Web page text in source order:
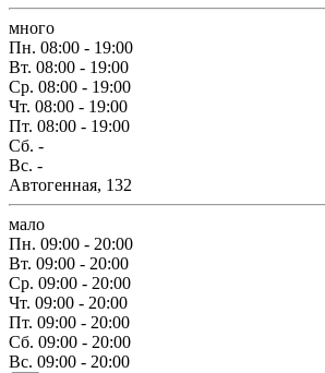
много
Пн. 08:00 - 19:00
Вт. 08:00 - 19:00
Ср. 08:00 - 19:00
Чт. 08:00 - 19:00
Пт. 08:00 - 19:00
Сб. -
Вс. -
Автогенная, 132
мало
Пн. 09:00 - 20:00
Вт. 09:00 - 20:00
Ср. 09:00 - 20:00
Чт. 09:00 - 20:00
Пт. 09:00 - 20:00
Сб. 09:00 - 20:00
Вс. 09:00 - 20:00